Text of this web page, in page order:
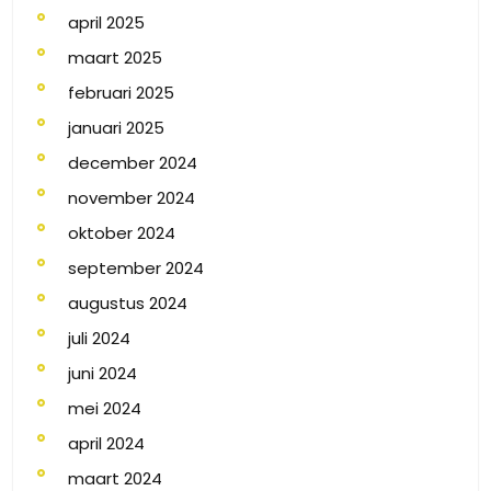
april 2025
maart 2025
februari 2025
januari 2025
december 2024
november 2024
oktober 2024
september 2024
augustus 2024
juli 2024
juni 2024
mei 2024
april 2024
maart 2024